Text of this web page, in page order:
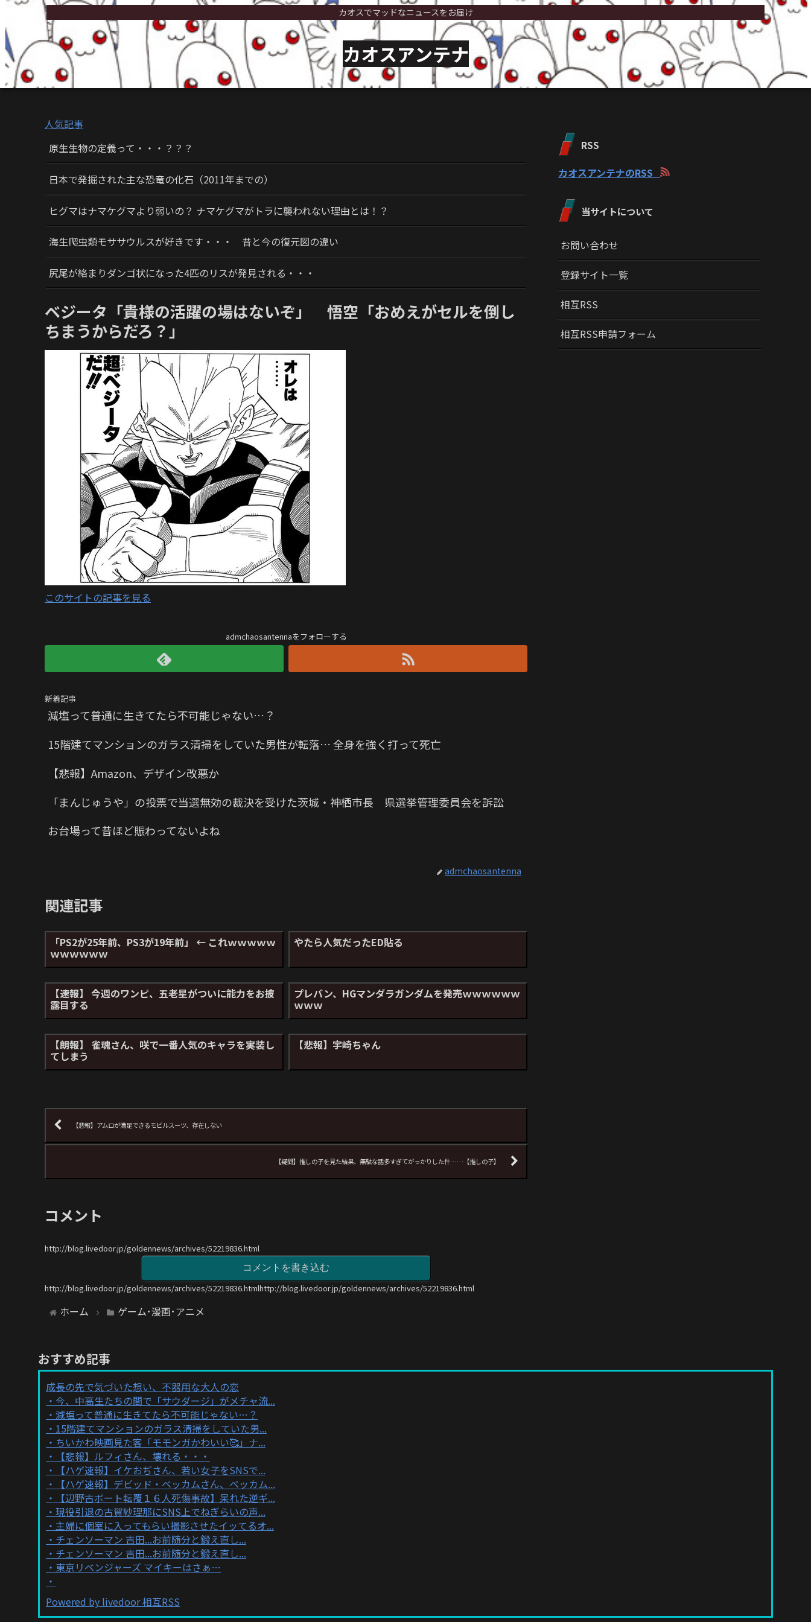
カオスでマッドなニュースをお届け
カオスアンテナ
人気記事
原生生物の定義って・・・？？？
日本で発掘された主な恐竜の化石（2011年までの）
ヒグマはナマケグマより弱いの？ ナマケグマがトラに襲われない理由とは！？
海生爬虫類モササウルスが好きです・・・ 昔と今の復元図の違い
尻尾が絡まりダンゴ状になった4匹のリスが発見される・・・
ベジータ「貴様の活躍の場はないぞ」 悟空「おめえがセルを倒し
ちまうからだろ？」
このサイトの記事を見る
admchaosantennaをフォローする
新着記事
減塩って普通に生きてたら不可能じゃない…？
15階建てマンションのガラス清掃をしていた男性が転落… 全身を強く打って死亡
【悲報】Amazon、デザイン改悪か
「まんじゅうや」の投票で当選無効の裁決を受けた茨城・神栖市長 県選挙管理委員会を訴訟
お台場って昔ほど賑わってないよね
admchaosantenna
関連記事
「PS2が25年前、PS3が19年前」 ← これｗｗｗｗｗ
ｗｗｗｗｗｗ
やたら人気だったED貼る
【速報】 今週のワンピ、五老星がついに能力をお披
露目する
プレバン、HGマンダラガンダムを発売ｗｗｗｗｗｗ
ｗｗｗ
【朗報】 雀魂さん、咲で一番人気のキャラを実装し
てしまう
【悲報】宇崎ちゃん
【悲報】アムロが満足できるモビルスーツ、存在しない
【疑問】推しの子を見た結果、無駄な話多すぎてがっかりした件……【推しの子】
コメント
http://blog.livedoor.jp/goldennews/archives/52219836.html
コメントを書き込む
http://blog.livedoor.jp/goldennews/archives/52219836.htmlhttp://blog.livedoor.jp/goldennews/archives/52219836.html
ホーム ゲーム･漫画･アニメ
RSS
カオスアンテナのRSS
当サイトについて
お問い合わせ
登録サイト一覧
相互RSS
相互RSS申請フォーム
おすすめ記事
成長の先で気づいた想い、不器用な大人の恋
今、中高生たちの間で「サウダージ」がメチャ流...
減塩って普通に生きてたら不可能じゃない…？
15階建てマンションのガラス清掃をしていた男...
ちいかわ映画見た客「モモンガかわいい🥰」ナ...
【悲報】ルフィさん、壊れる・・・
【ハゲ速報】イケおぢさん、若い女子をSNSで...
【ハゲ速報】デビッド・ベッカムさん、ベッカム...
【辺野古ボート転覆１６人死傷事故】呆れた逆ギ...
現役引退の古賀紗理那にSNS上でねぎらいの声...
主婦に個室に入ってもらい撮影させたイッてるオ...
チェンソーマン 吉田...お前随分と鍛え直し...
チェンソーマン 吉田...お前随分と鍛え直し...
東京リベンジャーズ マイキーはさぁ…
Powered by livedoor 相互RSS